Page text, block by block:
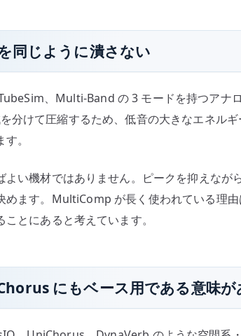
同じように潰さない
、Multi-Band の 3 モードを持つアナ
分けて圧縮するため、低音の大きなエネル
。
い機材ではありません。ピークを抑えなが
めます。MultiComp が長く使われている理
とにあると考えています。
にもベース用である意味が